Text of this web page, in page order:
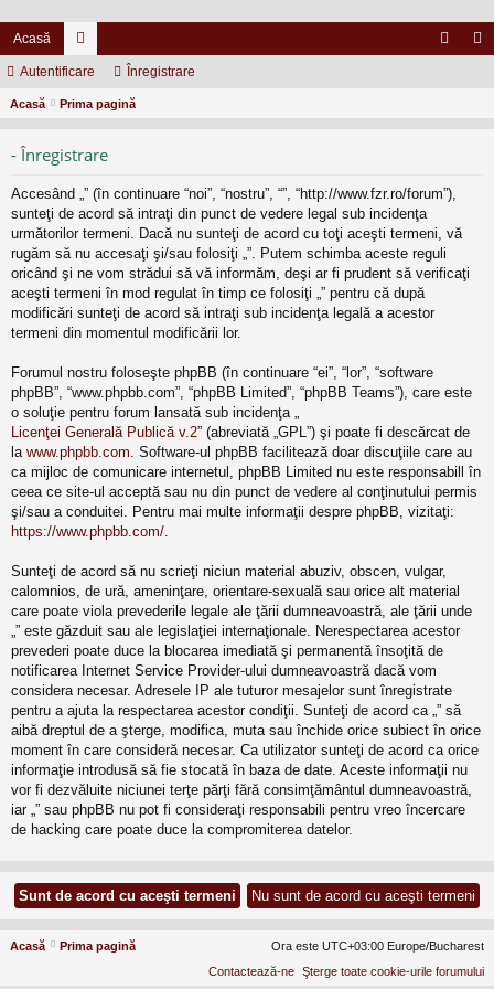
Acasă
or
u
re
Autentificare Înregistrare
Acasă Prima pagină
- Înregistrare
Accesând „” (în continuare “noi”, “nostru”, “”, “http://www.fzr.ro/forum”),
sunteţi de acord să intraţi din punct de vedere legal sub incidenţa
următorilor termeni. Dacă nu sunteţi de acord cu toţi aceşti termeni, vă
rugăm să nu accesaţi şi/sau folosiţi „”. Putem schimba aceste reguli
oricând şi ne vom strădui să vă informăm, deşi ar fi prudent să verificaţi
aceşti termeni în mod regulat în timp ce folosiţi „” pentru că după
modificări sunteţi de acord să intraţi sub incidenţa legală a acestor
termeni din momentul modificării lor.
Forumul nostru foloseşte phpBB (în continuare “ei”, “lor”, “software
phpBB”, “www.phpbb.com”, “phpBB Limited”, “phpBB Teams”), care este
o soluţie pentru forum lansată sub incidenţa „
Licenţei Generală Publică v.2” (abreviată „GPL”) şi poate fi descărcat de
la www.phpbb.com . Software-ul phpBB facilitează doar discuţiile care au
ca mijloc de comunicare internetul, phpBB Limited nu este responsabill în
ceea ce site-ul acceptă sau nu din punct de vedere al conţinutului permis
şi/sau a conduitei. Pentru mai multe informaţii despre phpBB, vizitaţi:
https://www.phpbb.com/
Sunteţi de acord să nu scrieţi niciun material abuziv, obscen, vulgar,
calomnios, de ură, ameninţare, orientare-sexuală sau orice alt material
care poate viola prevederile legale ale ţării dumneavoastră, ale ţării unde
„” este găzduit sau ale legislaţiei internaţionale. Nerespectarea acestor
prevederi poate duce la blocarea imediată şi permanentă însoţită de
notificarea Internet Service Provider-ului dumneavoastră dacă vom
considera necesar. Adresele IP ale tuturor mesajelor sunt înregistrate
pentru a ajuta la respectarea acestor condiţii. Sunteţi de acord ca „” să
aibă dreptul de a şterge, modifica, muta sau închide orice subiect în orice
moment în care consideră necesar. Ca utilizator sunteţi de acord ca orice
informaţie introdusă să fie stocată în baza de date. Aceste informaţii nu
vor fi dezvăluite niciunei terţe părţi fără consimţământul dumneavoastră,
iar „” sau phpBB nu pot fi consideraţi responsabili pentru vreo încercare
de hacking care poate duce la compromiterea datelor.
Acasă Prima pagină
Ora este UTC+03:00 Europe/Bucharest
Şterge toate cookie-urile forumului
Contactează-ne